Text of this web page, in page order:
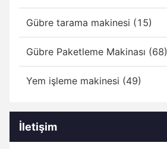
Gübre tarama makinesi (15)
Gübre Paketleme Makinası (68)
Yem işleme makinesi (49)
İletişim